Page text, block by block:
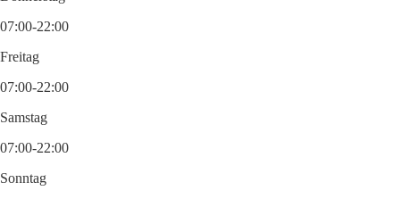
07:00-22:00
Freitag
07:00-22:00
Samstag
07:00-22:00
Sonntag